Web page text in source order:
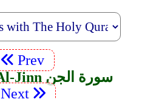
Prev
72. Surah Al-Jinn سورة الجن
Next